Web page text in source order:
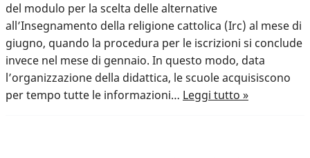
del modulo per la scelta delle alternative
all’Insegnamento della religione cattolica (Irc) al mese di
giugno, quando la procedura per le iscrizioni si conclude
invece nel mese di gennaio. In questo modo, data
l’organizzazione della didattica, le scuole acquisiscono
per tempo tutte le informazioni… Leggi tutto »